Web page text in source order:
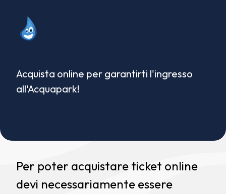
Acquista online per garantirti l'ingresso
all'Acquapark!
Per poter acquistare ticket online
devi necessariamente essere